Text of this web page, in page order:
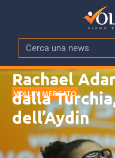
VOLLEY MERCATO
Rachael
dalla
dell’Aydin